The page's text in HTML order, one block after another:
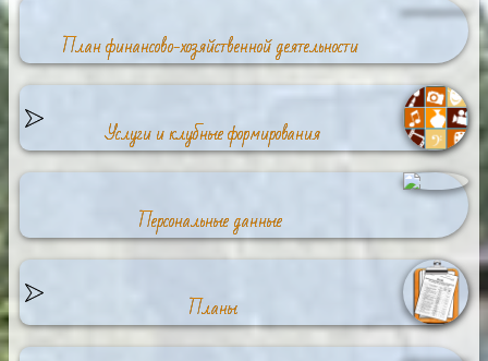
План финансово-хозяйственной деятельности
Услуги и клубные формирования
Персональные данные
Планы